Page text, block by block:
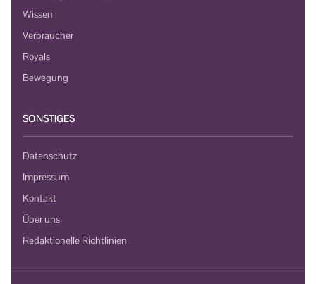
Wissen
Verbraucher
Royals
Bewegung
SONSTIGES
Datenschutz
Impressum
Kontakt
Über uns
Redaktionelle Richtlinien